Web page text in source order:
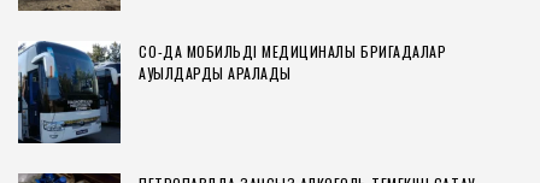
СҚО-ДА МОБИЛЬДІ МЕДИЦИНАЛЫҚ БРИГАДАЛАР
АУЫЛДАРДЫ АРАЛАДЫ